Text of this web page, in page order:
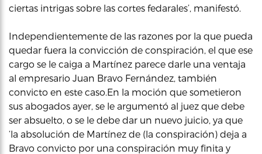
ciertas intrigas sobre las cortes fedarales’, manifestó.
Independientemente de las razones por la que pueda
quedar fuera la convicción de conspiración, el que ese
cargo se le caiga a Martínez parece darle una ventaja
al empresario Juan Bravo Fernández, también
convicto en este caso.En la moción que sometieron
sus abogados ayer, se le argumentó al juez que debe
ser absuelto, o se le debe dar un nuevo juicio, ya que
‘la absolución de Martínez de (la conspiración) deja a
Bravo convicto por una conspiración muy finita y